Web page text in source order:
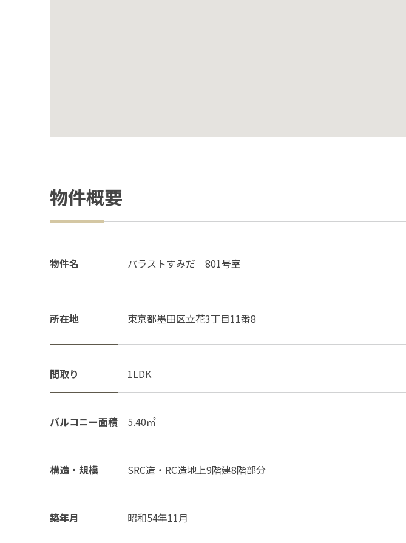
物件概要
物件名 パラストすみだ 801号室
所在地 東京都墨田区立花3丁目11番8
間取り 1LDK
バルコニー面積 5.40㎡
構造・規模 SRC造・RC造地上9階建8階部分
築年月 昭和54年11月